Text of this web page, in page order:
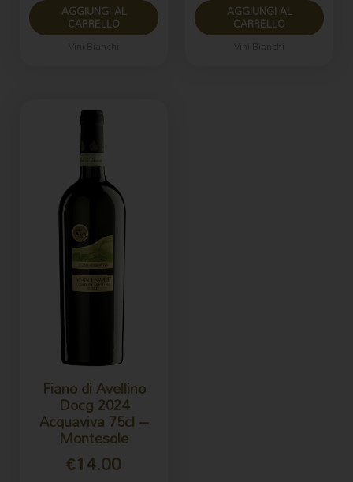
AGGIUNGI AL
CARRELLO
AGGIUNGI AL
CARRELLO
Fiano di Avellino
Docg 2024
Acquaviva 75cl –
Montesole
€14.00